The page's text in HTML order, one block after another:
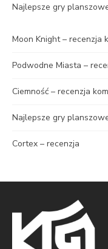
Najlepsze gry
Moon Knight – recenzja
Podwodne Miasta –
Ciemność – recenzja
Najlepsze gry
Cortex – recenzja